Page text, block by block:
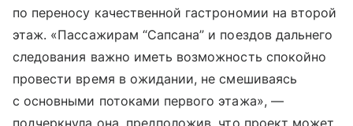
по переносу качественной гастрономии на второй
этаж. «Пассажирам “Сапсана” и поездов дальнего
следования важно иметь возможность спокойно
провести время в ожидании, не смешиваясь
с основными потоками первого этажа», —